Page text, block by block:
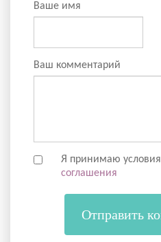
Ваше имя
Ваш комментарий
Я принимаю условия
соглашения